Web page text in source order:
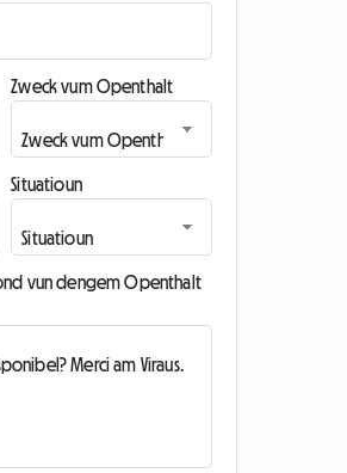
Zweck vum Openthalt
Situatioun
vun dengem Openthalt